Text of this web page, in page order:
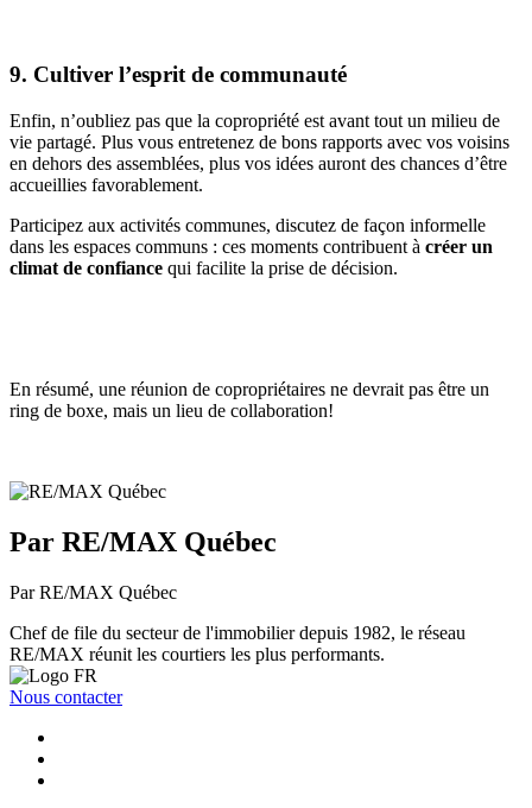
9. Cultiver l’esprit de communauté
Enfin, n’oubliez pas que la copropriété est avant tout un milieu de
vie partagé. Plus vous entretenez de bons rapports avec vos voisins
en dehors des assemblées, plus vos idées auront des chances d’être
accueillies favorablement.
Participez aux activités communes, discutez de façon informelle
dans les espaces communs : ces moments contribuent à créer un
climat de confiance qui facilite la prise de décision.
En résumé, une réunion de copropriétaires ne devrait pas être un
ring de boxe, mais un lieu de collaboration!
Par RE/MAX Québec
Par RE/MAX Québec
Chef de file du secteur de l'immobilier depuis 1982, le réseau
RE/MAX réunit les courtiers les plus performants.
Nous contacter